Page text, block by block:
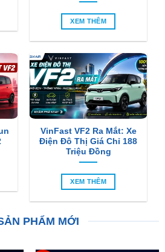
XEM THÊM
VinFast VF2 Ra Mắt: Xe
Điện Đô Thị Giá Chỉ 188
Triệu Đồng
XEM THÊM
PHẨM MỚI